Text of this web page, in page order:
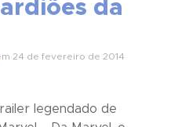
da
24 de fevereiro de 2014
legendado de